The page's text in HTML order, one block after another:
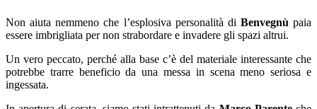
Non aiuta nemmeno che l’esplosiva personalità di Benvegnù paia
essere imbrigliata per non strabordare e invadere gli spazi altrui.
Un vero peccato, perché alla base c’è del materiale interessante che
potrebbe trarre beneficio da una messa in scena meno seriosa e
ingessata.